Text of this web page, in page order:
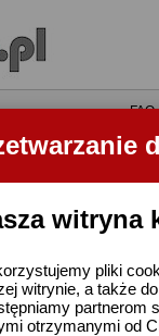
witryna
pliki
witrynie, a także
partnerom
otrzymanymi od
•FAQ